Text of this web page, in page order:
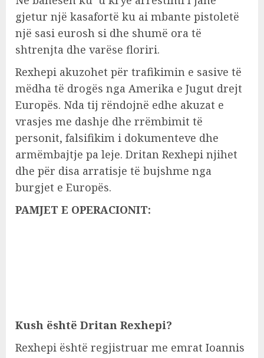
gjetur një kasafortë ku ai mbante pistoletë
një sasi eurosh si dhe shumë ora të
shtrenjta dhe varëse floriri.
Rexhepi akuzohet për trafikimin e sasive të
mëdha të drogës nga Amerika e Jugut drejt
Europës. Nda tij rëndojnë edhe akuzat e
vrasjes me dashje dhe rrëmbimit të
personit, falsifikim i dokumenteve dhe
armëmbajtje pa leje. Dritan Rexhepi njihet
dhe për disa arratisje të bujshme nga
burgjet e Europës.
PAMJET E OPERACIONIT:
Kush është Dritan Rexhepi?
Rexhepi është regjistruar me emrat Ioannis